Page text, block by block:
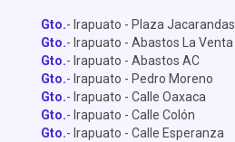
Gto.- Irapuato - Plaza Jacarandas
Gto.- Irapuato - Abastos La Venta
Gto.- Irapuato - Abastos AC
Gto.- Irapuato - Pedro Moreno
Gto.- Irapuato - Calle Oaxaca
Gto.- Irapuato - Calle Colón
Gto.- Irapuato - Calle Esperanza